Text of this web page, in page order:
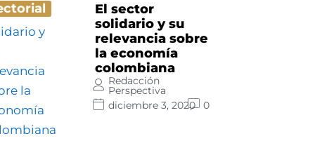
El sector
solidario y su
relevancia sobre
la economía
colombiana
Redacción
Perspectiva
diciembre 3, 2020
0